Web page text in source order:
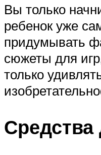
Вы только
ребенок уже
придумывать
сюжеты для
только
Средства